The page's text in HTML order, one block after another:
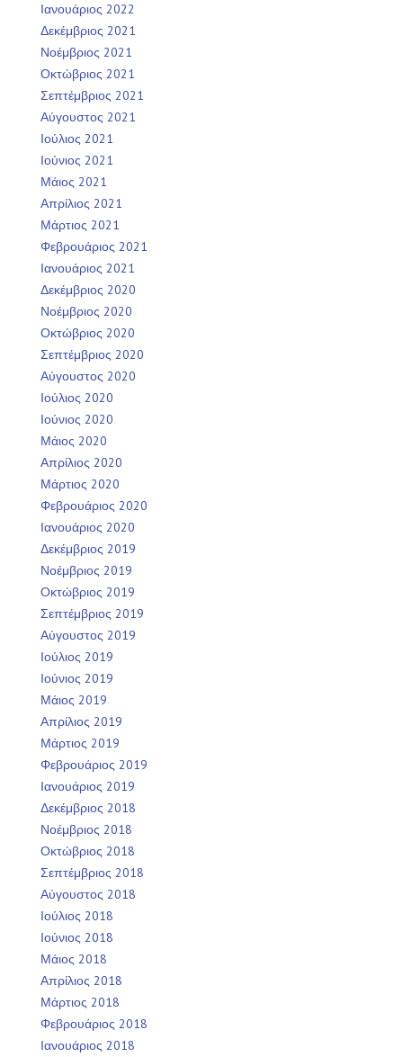
Ιανουάριος 2022
Δεκέμβριος 2021
Νοέμβριος 2021
Οκτώβριος 2021
Σεπτέμβριος 2021
Αύγουστος 2021
Ιούλιος 2021
Ιούνιος 2021
Μάιος 2021
Απρίλιος 2021
Μάρτιος 2021
Φεβρουάριος 2021
Ιανουάριος 2021
Δεκέμβριος 2020
Νοέμβριος 2020
Οκτώβριος 2020
Σεπτέμβριος 2020
Αύγουστος 2020
Ιούλιος 2020
Ιούνιος 2020
Μάιος 2020
Απρίλιος 2020
Μάρτιος 2020
Φεβρουάριος 2020
Ιανουάριος 2020
Δεκέμβριος 2019
Νοέμβριος 2019
Οκτώβριος 2019
Σεπτέμβριος 2019
Αύγουστος 2019
Ιούλιος 2019
Ιούνιος 2019
Μάιος 2019
Απρίλιος 2019
Μάρτιος 2019
Φεβρουάριος 2019
Ιανουάριος 2019
Δεκέμβριος 2018
Νοέμβριος 2018
Οκτώβριος 2018
Σεπτέμβριος 2018
Αύγουστος 2018
Ιούλιος 2018
Ιούνιος 2018
Μάιος 2018
Απρίλιος 2018
Μάρτιος 2018
Φεβρουάριος 2018
Ιανουάριος 2018